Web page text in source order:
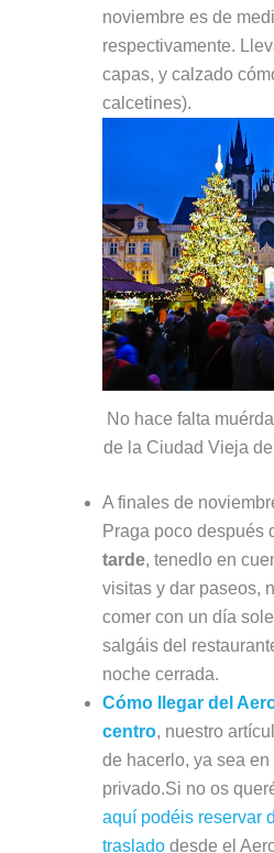
noviembre es de
respectivamente.
capas, y calzado
calcetines).
No hace falta
de la Ciudad Vieja
A finales de
Praga poco después
tarde, tenedlo en
visitas y dar paseos,
comer con un día
salgáis del
noche cerrada.
Cómo llegar del
centro, nuestro
de hacerlo, ya sea
privado.Si no os
aquí podéis reservar
trasladodesde el